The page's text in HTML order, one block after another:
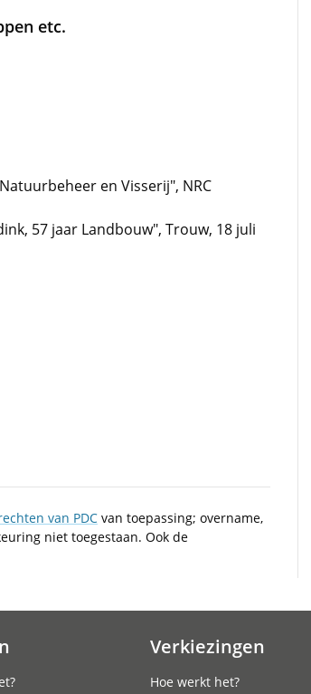
etc.
en Visserij", NRC
57 jaar Landbouw", Trouw, 18 juli
van PDC van toepassing; overname,
niet toegestaan. Ook de
Verkiezingen
Hoe werkt het?